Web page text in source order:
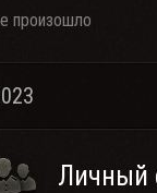
произошло
Личный